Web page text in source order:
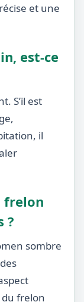
et une
est-ce
S’il est
il
frelon
?
sombre
frelon